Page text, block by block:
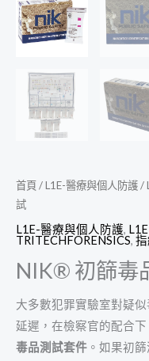
首頁/L1E-醫療與個人防護/
試
L1E-醫療與個人防護,
TRITECHFORENSICS,
NIK® 初篩毒
大多數犯罪實驗室對疑
延遲，在檢察官的配合
毒品測試套件 。如果初